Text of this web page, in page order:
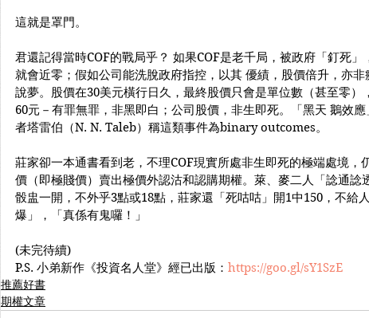
這就是罩門。
君還記得當時COF的戰局乎？ 如果COF是老千局，被政府「釘死」
就會近零；假如公司能洗脫政府指控，以其 優績，股價倍升，亦非
說夢。股價在30美元橫行日久，最終股價只會是單位數（甚至零）
60元－有罪無罪，非黑即白；公司股價，非生即死。「黑天 鵝效應
者塔雷伯（N. N. Taleb）稱這類事件為binary outcomes。
莊家卻一本通書看到老，不理COF現實所處非生即死的極端處境，
價（即極賤價）賣出極價外認沽和認購期權。萊、麥二人「諗通諗
骰盅一開，不外乎3點或18點，莊家還「死咕咕」開1中150，不給
爆」，「真係有鬼囉！」
(未完待續)
P.S. 小弟新作《投資名人堂》經已出版： https://goo.gl/sY1SzE
推薦好書
期權文章